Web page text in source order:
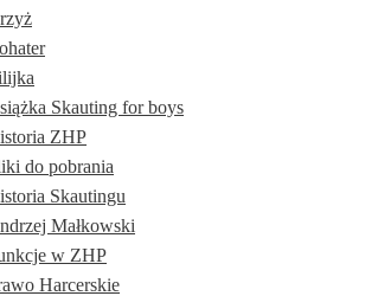
Skauting for boys
ZHP
do pobrania
Skautingu
Małkowski
w ZHP
Harcerskie